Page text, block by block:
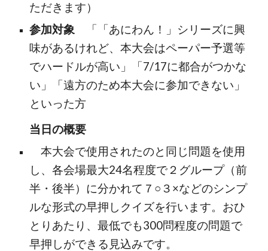
ただきます）
参加対象
「「あにわん！」シリーズに興
味があるけれど、本大会はペーパー予選等
でハードルが高い」「7/17に都合がつかな
い」「遠方のため本大会に参加できない」
といった方
当日の概要
本大会で使用されたのと同じ問題を使用
し、各会場最大24名程度で２グループ（前
半・後半）に分かれて７○３×などのシンプ
ルな形式の早押しクイズを行います。おひ
とりあたり、最低でも300問程度の問題で
早押しができる見込みです。